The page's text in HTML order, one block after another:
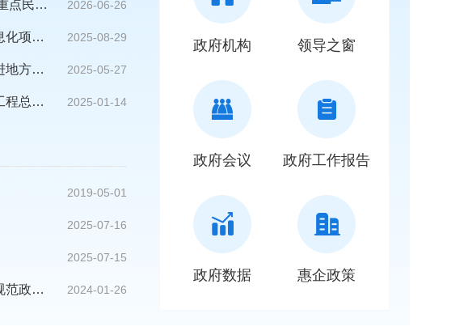
2026-06-26
淅川县人民政府办公室关于印发2026年淅川县重点民生实事工作方案的通知
2025-08-29
淅川县人民政府办公室关于印发淅川县政务信息化项目建设管理暂行办法的通知
2025-05-27
淅川县人民政府办公室关于印发淅川县全面推进地方政府专职消防队伍建设发展实施方案的通知
2025-01-14
淅川县人民政府办公室关于印发南水北调中线工程总干渠（淅川段）突发水污染事件专项应急预案等四个应急预案的通知
2019-05-01
2025-07-16
2025-07-15
2024-01-26
国务院办公厅政府信息与政务公开办公室关于规范政府信息公开平台有关事项的通知
政府机构 领导之窗
政府会议 政府工作报告
政府数据 惠企政策